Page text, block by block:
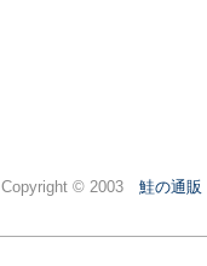
Copyright © 2003 鮭の通販